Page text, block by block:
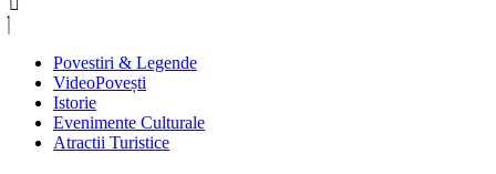
Povestiri & Legende
VideoPovești
Istorie
Evenimente Culturale
Atractii Turistice